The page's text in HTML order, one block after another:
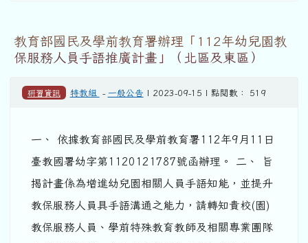
教育部國民及學前教育署辦理「112年幼兒園教
保服務人員手語推廣計畫」（北區及東區）
研習資訊 特教組 - 一般公告 | 2023-09-15 | 點閱數： 519
一、 依據教育部國民及學前教育署112年9月11日
臺教國署幼字第1120121787號函辦理。 二、 旨
揭計畫係為增進幼兒園相關人員手語知能，並提升
教保服務人員具手語溝通之能力，請轉知貴校(園)
教保服務人員、學前特殊教育教師及相關專業團隊